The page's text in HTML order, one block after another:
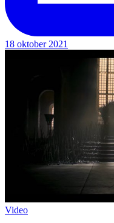
18 oktober 2021
Video